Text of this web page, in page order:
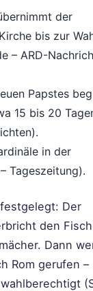
der
bis zur
– ARD-
Papstes
15 bis 20
in der
Tageszeitung).
Der
den
Dann
Rom gerufen –